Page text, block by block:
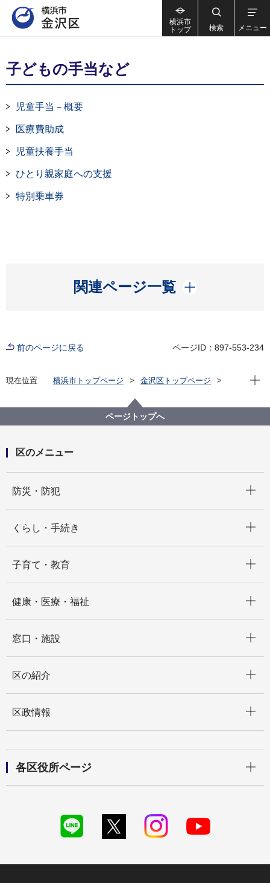
横浜市
トップ
検索 メニュー
子どもの手当など
児童手当－概要
医療費助成
児童扶養手当
ひとり親家庭への支援
特別乗車券
関連ページ一覧
開く
前のページに戻る ページID：897-553-234
現在位置 横浜市トップページ
金沢区トップページ
現在
ページトップへ
区のメニュー
防災・防犯
くらし・手続き
子育て・教育
健康・医療・福祉
窓口・施設
区の紹介
区政情報
各区役所ページ